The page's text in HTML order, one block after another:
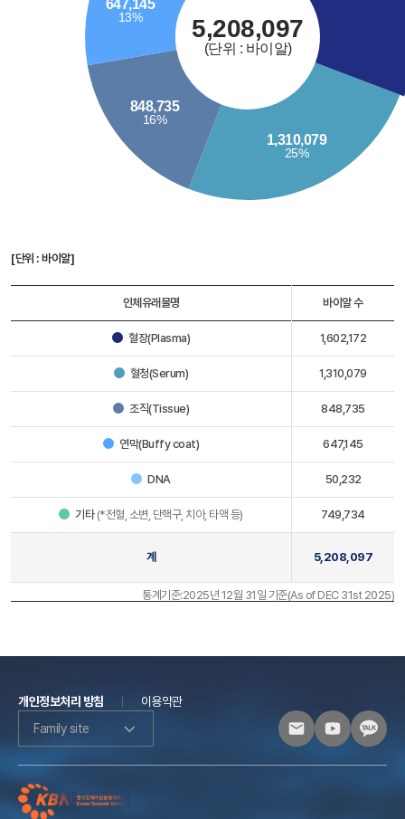
[단위 : 바이알]
인체유래물명 바이알 수
혈장(Plasma) 1,602,172
혈청(Serum) 1,310,079
조직(Tissue) 848,735
연막(Buffy coat) 647,145
DNA 50,232
기타 (*전혈, 소변, 단핵구, 치아, 타액 등) 749,734
계 5,208,097
통계기준:2025년 12월 31일 기준(As of DEC 31st 2025)
개인정보처리 방침
이용약관
Family site